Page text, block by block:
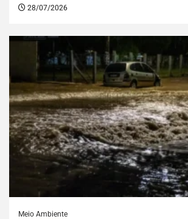
28/07/2026
Meio Ambiente